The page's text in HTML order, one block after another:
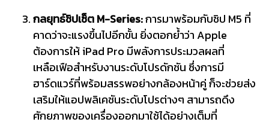
กลยุทธ์ชิปเซ็ต M-Series:การมาพร้อมกับชิป M5 ที่
คาดว่าจะแรงขึ้นไปอีกขั้น ยิ่งตอกย้ำว่า Apple
ต้องการให้ iPad Pro มีพลังการประมวลผลที่
เหลือเฟือสำหรับงานระดับโปรดักชัน ซึ่งการมี
ฮาร์ดแวร์ที่พร้อมสรรพอย่างกล้องหน้าคู่ ก็จะช่วยส่ง
เสริมให้แอปพลิเคชันระดับโปรต่างๆ สามารถดึง
ศักยภาพของเครื่องออกมาใช้ได้อย่างเต็มที่